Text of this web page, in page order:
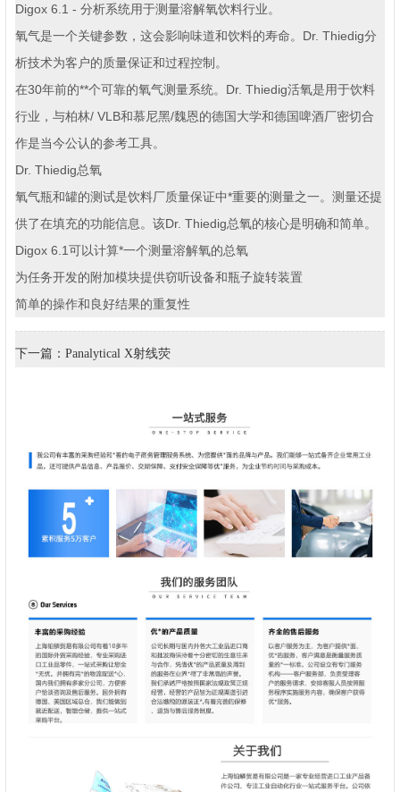
Digox 6.1 - 分析系统用于测量溶解氧饮料行业。
氧气是一个关键参数，这会影响味道和饮料的寿命。Dr. Thiedig分
析技术为客户的质量保证和过程控制。
在30年前的**个可靠的氧气测量系统。Dr. Thiedig活氧是用于饮料
行业，与柏林/ VLB和慕尼黑/魏恩的德国大学和德国啤酒厂密切合
作是当今公认的参考工具。
Dr. Thiedig总氧
氧气瓶和罐的测试是饮料厂质量保证中*重要的测量之一。测量还提
供了在填充的功能信息。该Dr. Thiedig总氧的核心是明确和简单。
Digox 6.1可以计算*一个测量溶解氧的总氧
为任务开发的附加模块提供窃听设备和瓶子旋转装置
简单的操作和良好结果的重复性
下一篇：Panalytical X射线荧